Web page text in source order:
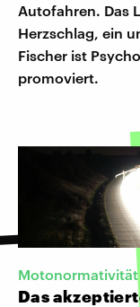
Autofahren. Das
Herzschlag, ein
Fischer ist
promoviert.
Motonormativität
Das